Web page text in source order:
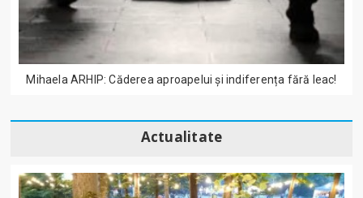
Mihaela ARHIP: Căderea aproapelui și indiferența fără leac!
Actualitate